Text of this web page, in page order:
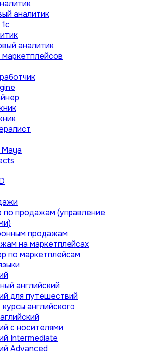
аналитик
аналитик
маркетплейсов
по продажам (управление
продажам
на маркетплейсах
по маркетплейсам
английский
для путешествий
английского
с носителями
Intermediate
Advanced